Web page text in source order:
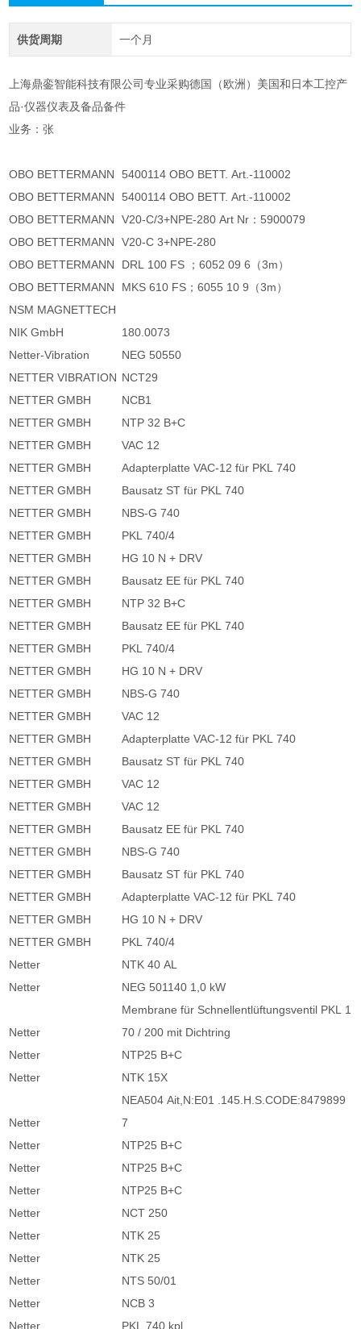
供货周期 一个月
上海鼎銮智能科技有限公司专业采购德国（欧洲）美国和日本工控产
品·仪器仪表及备品备件
业务：张
OBO BETTERMANN
5400114 OBO BETT. Art.-110002
OBO BETTERMANN
5400114 OBO BETT. Art.-110002
OBO BETTERMANN
V20-C/3+NPE-280 Art Nr：5900079
OBO BETTERMANN
V20-C 3+NPE-280
OBO BETTERMANN
DRL 100 FS ；6052 09 6（3m）
OBO BETTERMANN
MKS 610 FS；6055 10 9（3m）
NSM MAGNETTECH
NIK GmbH
180.0073
Netter-Vibration
NEG 50550
NETTER VIBRATION NCT29
NETTER GMBH
NCB1
NETTER GMBH
NTP 32 B+C
NETTER GMBH
VAC 12
NETTER GMBH
Adapterplatte VAC-12 für PKL 740
NETTER GMBH
Bausatz ST für PKL 740
NETTER GMBH
NBS-G 740
NETTER GMBH
PKL 740/4
NETTER GMBH
HG 10 N + DRV
NETTER GMBH
Bausatz EE für PKL 740
NETTER GMBH
NTP 32 B+C
NETTER GMBH
Bausatz EE für PKL 740
NETTER GMBH
PKL 740/4
NETTER GMBH
HG 10 N + DRV
NETTER GMBH
NBS-G 740
NETTER GMBH
VAC 12
NETTER GMBH
Adapterplatte VAC-12 für PKL 740
NETTER GMBH
Bausatz ST für PKL 740
NETTER GMBH
VAC 12
NETTER GMBH
VAC 12
NETTER GMBH
Bausatz EE für PKL 740
NETTER GMBH
NBS-G 740
NETTER GMBH
Bausatz ST für PKL 740
NETTER GMBH
Adapterplatte VAC-12 für PKL 740
NETTER GMBH
HG 10 N + DRV
NETTER GMBH
PKL 740/4
Netter
NTK 40 AL
Netter
NEG 501140 1,0 kW
Netter
Membrane für Schnellentlüftungsventil PKL 1
70 / 200 mit Dichtring
Netter
NTP25 B+C
Netter
NTK 15X
Netter
NEA504 Ait,N:E01 .145.H.S.CODE:8479899
7
Netter
NTP25 B+C
Netter
NTP25 B+C
Netter
NTP25 B+C
Netter
NCT 250
Netter
NTK 25
Netter
NTK 25
Netter
NTS 50/01
Netter
NCB 3
Netter
PKL 740 kpl.